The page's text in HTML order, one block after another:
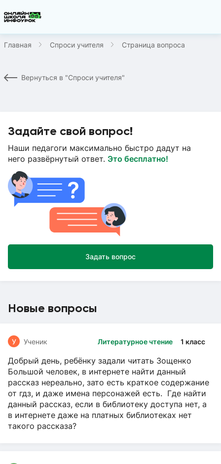
Главная Спроси учителя Страница вопроса
Вернуться в "Спроси учителя"
Задайте свой вопрос!
Наши педагоги максимально быстро дадут на
него развёрнутый ответ. Это бесплатно!
Задать вопрос
Новые вопросы
Литературное чтение 1 класс
У Ученик
Добрый день, ребёнку задали читать Зощенко
Большой человек, в интернете найти данный
рассказ нереально, зато есть краткое содержание
от гдз, и даже имена персонажей есть. Где найти
данный рассказ, если в библиотеку доступа нет, а
в интернете даже на платных библиотеках нет
такого рассказа?